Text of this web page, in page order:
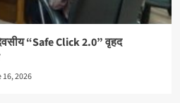
“Safe Click 2.0” वृहद
2026